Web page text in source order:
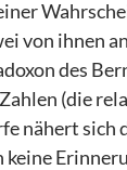
von ihnen
des
(die
nähert sich